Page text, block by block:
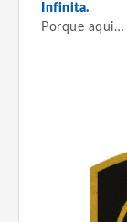
Infinita.
Porque aqui…